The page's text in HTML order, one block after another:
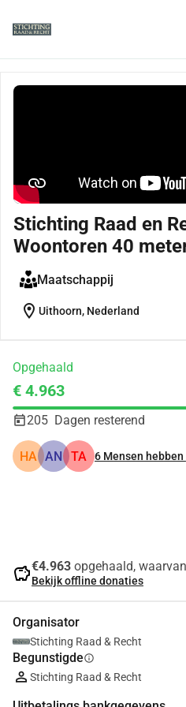
Stichting Raad en
Woontoren 40
Maatschappij
location_on Uithoorn, Nederland
Opgehaald
€ 4.963
205 Dagen resterend
HA AN TA 6 Mensen
savings€4.963 opgehaald, waarvan
Bekijk offline donaties
Organisator
Stichting Raad & Recht
Begunstigdeinfo
Stichting Raad & Recht